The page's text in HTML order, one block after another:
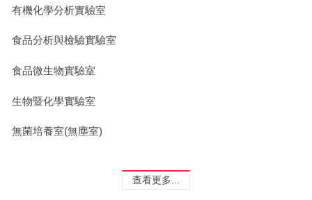
有機化學分析實驗室
食品分析與檢驗實驗室
食品微生物實驗室
生物暨化學實驗室
無菌培養室(無塵室)
查看更多...